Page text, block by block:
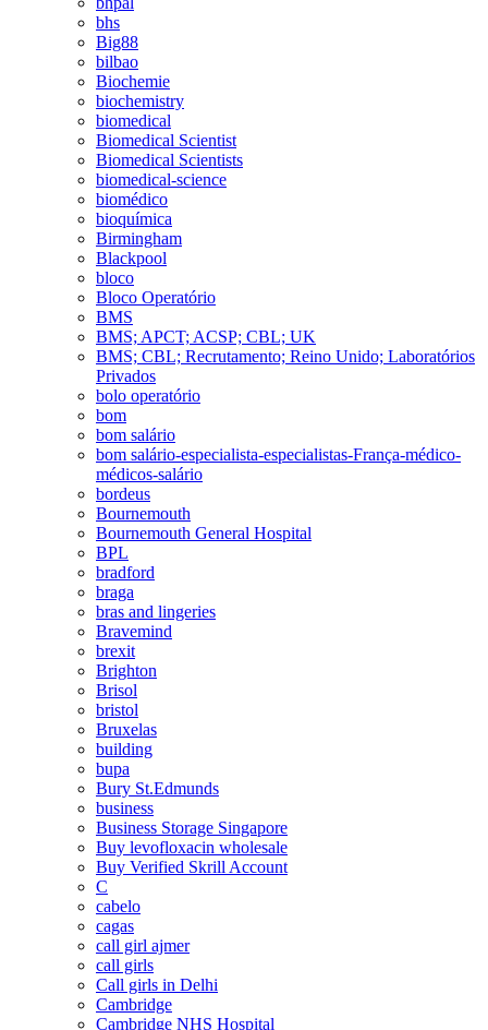
bhs
Big88
bilbao
Biochemie
biochemistry
biomedical
Biomedical Scientist
Biomedical Scientists
biomedical-science
biomédico
bioquímica
Birmingham
Blackpool
bloco
Bloco Operatório
BMS
BMS; APCT; ACSP; CBL; UK
BMS; CBL; Recrutamento; Reino Unido; Laboratórios
Privados
bolo operatório
bom
bom salário
bom salário-especialista-especialistas-França-médico-
médicos-salário
bordeus
Bournemouth
Bournemouth General Hospital
BPL
bradford
braga
bras and lingeries
Bravemind
brexit
Brighton
Brisol
bristol
Bruxelas
building
bupa
Bury St.Edmunds
business
Business Storage Singapore
Buy levofloxacin wholesale
Buy Verified Skrill Account
C
cabelo
cagas
call girl ajmer
call girls
Call girls in Delhi
Cambridge
Cambridge NHS Hospital